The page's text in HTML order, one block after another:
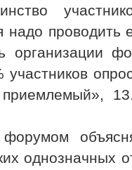
надо
форумом
однозначных